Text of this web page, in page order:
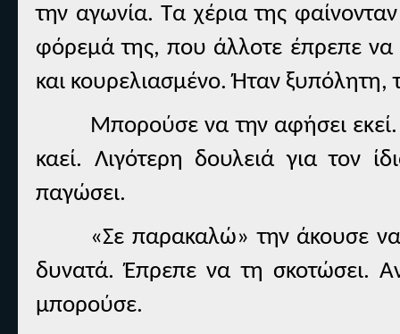
την αγωνία. Τα χέρια της
φόρεμά της, που άλλοτε έπρεπε
και κουρελιασμένο. Ήταν
Μπορούσε να την αφήσει
καεί. Λιγότερη δουλειά για τον
παγώσει.
«Σε παρακαλώ» την άκουσε να
δυνατά. Έπρεπε να τη σκοτώσει.
μπορούσε.